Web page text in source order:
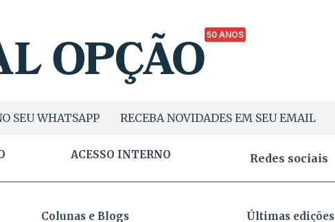
50 ANOS
SEU WHATSAPP RECEBA NOVIDADES EM SEU EMAIL
ACESSO INTERNO Redes sociais
Colunas e Blogs Últimas edições